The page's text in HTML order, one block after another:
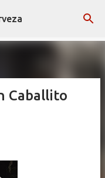
Caballito